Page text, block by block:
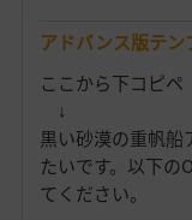
アドバンス版テン
ここから下コピペ
↓
黒い砂漠の重帆
たいです。以下の
てください。